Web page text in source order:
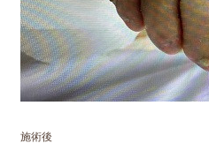
施術後